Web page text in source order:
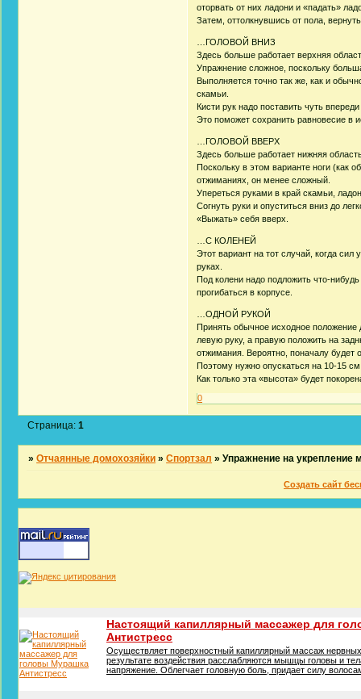
оторвать от них ладони и «падать»
Затем, оттолкнувшись от пола,
…ГОЛОВОЙ ВНИЗ
Здесь больше работает верхняя
Упражнение сложное, поскольку
Выполняется точно так же, как и
скамьи.
Кисти рук надо поставить чуть
Это поможет сохранить равновесие в
…ГОЛОВОЙ ВВЕРХ
Здесь больше работает нижняя
Поскольку в этом варианте ноги (как
отжиманиях, он менее сложный.
Упереться руками в край скамьи,
Согнуть руки и опуститься вниз до
«Выжать» себя вверх.
…С КОЛЕНЕЙ
Этот вариант на тот случай, когда
руках.
Под колени надо подложить что-
прогибаться в корпусе.
…ОДНОЙ РУКОЙ
Принять обычное исходное положение
левую руку, а правую положить на
отжимания. Вероятно, поначалу будет
Поэтому нужно опускаться на 10-15
Как только эта «высота» будет
0
Страница:1
»Отчаянные домохозяйки »Спортзал »Упражнение на укрепление
Создать сайт
Настоящий капиллярный массажер для
Антистресс
Осуществляет поверхностный капиллярный массаж
результате воздействия расслабляются мышцы головы и
напряжение. Облегчает головную боль, придает силу